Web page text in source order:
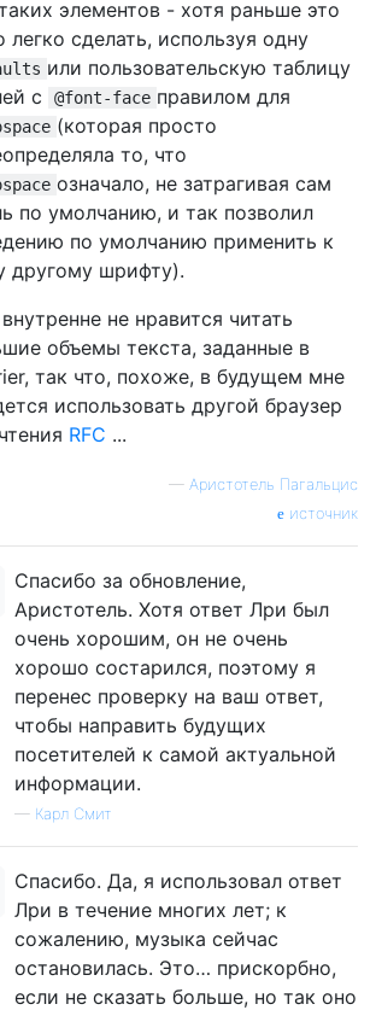
элементов - хотя раньше это
легко сделать, используя одну
или пользовательскую таблицу
с
@font-face правилом для
(которая просто
то, что
означало, не затрагивая сам
по умолчанию, и так позволил
по умолчанию применить к
другому шрифту).
не нравится читать
объемы текста, заданные в
так что, похоже, в будущем мне
использовать другой браузер
RFC ...
— Аристотель Пагальцис
источник
Спасибо за обновление,
Аристотель. Хотя ответ Лри был
очень хорошим, он не очень
хорошо состарился, поэтому я
перенес проверку на ваш ответ,
чтобы направить будущих
посетителей к самой актуальной
информации.
— Карл Смит
Спасибо. Да, я использовал ответ
Лри в течение многих лет; к
сожалению, музыка сейчас
остановилась. Это… прискорбно,
если не сказать больше, но так оно